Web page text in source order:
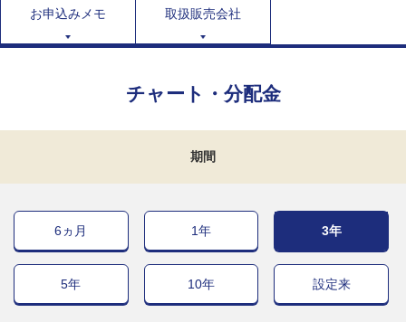
お申込みメモ 取扱販売会社
チャート・分配金
期間
6ヵ月 1年 3年
5年 10年 設定来